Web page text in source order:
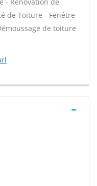
de Toiture - Fenêtre
de toiture